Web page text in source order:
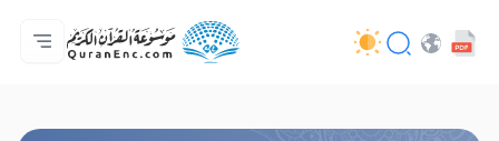
Home
Indice traduzioni
Audio
Servizi per sviluppatori - API
Sul progetto
Contattaci
Lingua